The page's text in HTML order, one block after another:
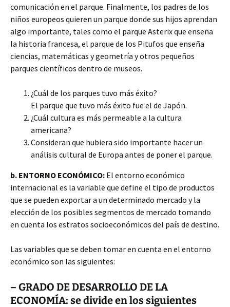
comunicación en el parque. Finalmente, los padres de los
niños europeos quieren un parque donde sus hijos aprendan
algo importante, tales como el parque Asterix que enseña
la historia francesa, el parque de los Pitufos que enseña
ciencias, matemáticas y geometría y otros pequeños
parques científicos dentro de museos.
¿Cuál de los parques tuvo más éxito?
El parque que tuvo más éxito fue el de Japón.
¿Cuál cultura es más permeable a la cultura
americana?
Consideran que hubiera sido importante hacer un
análisis cultural de Europa antes de poner el parque.
b. ENTORNO ECONÓMICO: El entorno económico
internacional es la variable que define el tipo de productos
que se pueden exportar a un determinado mercado y la
elección de los posibles segmentos de mercado tomando
en cuenta los estratos socioeconómicos del país de destino.
Las variables que se deben tomar en cuenta en el entorno
económico son las siguientes:
– GRADO DE DESARROLLO DE LA
ECONOMÍA: se divide en los siguientes